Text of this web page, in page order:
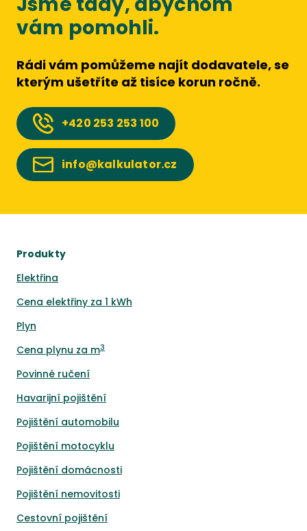
vám pomohli.
Rádi vám pomůžeme najít dodavatele, se
kterým ušetříte až tisíce korun ročně.
+420 253 253 100
info@kalkulator.cz
Produkty
Elektřina
Cena elektřiny za 1 kWh
Plyn
Cena plynu za m3
Povinné ručení
Havarijní pojištění
Pojištění automobilu
Pojištění motocyklu
Pojištění domácnosti
Pojištění nemovitosti
Cestovní pojištění